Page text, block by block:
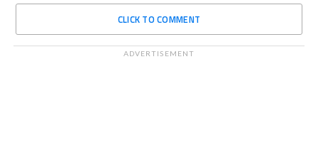
CLICK TO COMMENT
ADVERTISEMENT